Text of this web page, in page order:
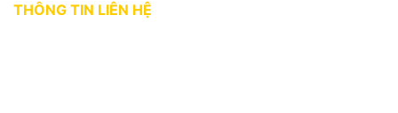
THÔNG TIN LIÊN HỆ